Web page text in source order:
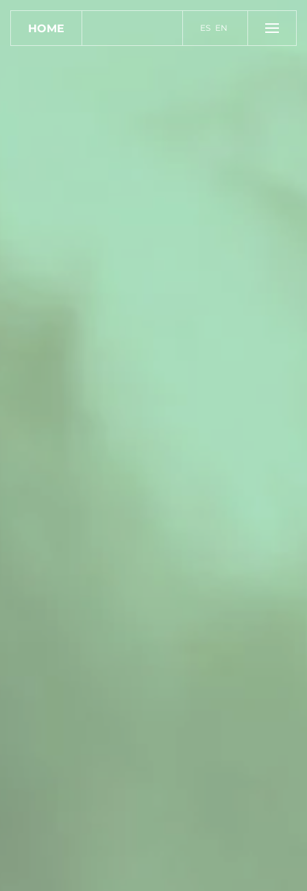
HOME ES EN